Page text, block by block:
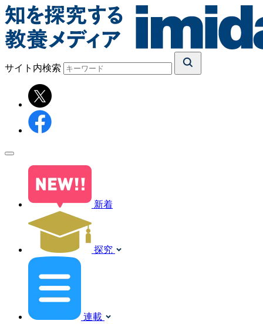
サイト内検索
新着
探究
連載